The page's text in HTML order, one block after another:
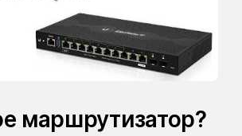
маршрутизатор?